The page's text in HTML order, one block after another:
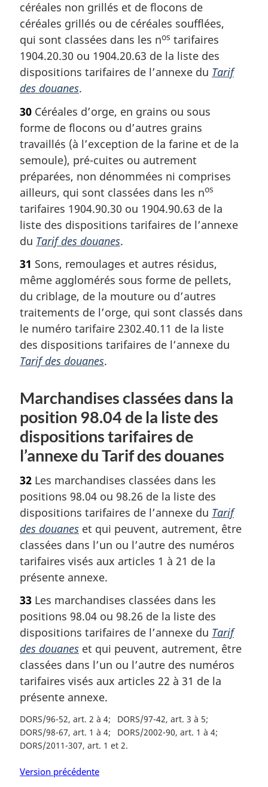
céréales non grillés et de flocons de
céréales grillés ou de céréales soufflées,
qui sont classées dans les nos tarifaires
1904.20.30 ou 1904.20.63 de la liste des
dispositions tarifaires de l’annexe du Tarif
des douanes.
30 Céréales d’orge, en grains ou sous
forme de flocons ou d’autres grains
travaillés (à l’exception de la farine et de la
semoule), pré-cuites ou autrement
préparées, non dénommées ni comprises
ailleurs, qui sont classées dans les nos
tarifaires 1904.90.30 ou 1904.90.63 de la
liste des dispositions tarifaires de l’annexe
du Tarif des douanes.
31 Sons, remoulages et autres résidus,
même agglomérés sous forme de pellets,
du criblage, de la mouture ou d’autres
traitements de l’orge, qui sont classés dans
le numéro tarifaire 2302.40.11 de la liste
des dispositions tarifaires de l’annexe du
Tarif des douanes.
Marchandises classées dans la
position 98.04 de la liste des
dispositions tarifaires de
l’annexe du Tarif des douanes
32 Les marchandises classées dans les
positions 98.04 ou 98.26 de la liste des
dispositions tarifaires de l’annexe du Tarif
des douanes et qui peuvent, autrement, être
classées dans l’un ou l’autre des numéros
tarifaires visés aux articles 1 à 21 de la
présente annexe.
33 Les marchandises classées dans les
positions 98.04 ou 98.26 de la liste des
dispositions tarifaires de l’annexe du Tarif
des douanes et qui peuvent, autrement, être
classées dans l’un ou l’autre des numéros
tarifaires visés aux articles 22 à 31 de la
présente annexe.
DORS/96-52, art. 2 à 4
DORS/97-42, art. 3 à 5
DORS/98-67, art. 1 à 4
DORS/2002-90, art. 1 à 4
DORS/2011-307, art. 1 et 2
Version précédente